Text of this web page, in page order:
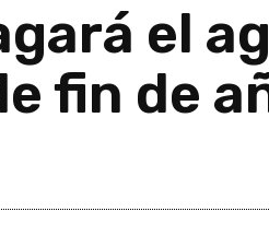
el
fin de